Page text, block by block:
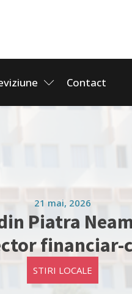
Contact
21 mai, 2026
Piatra
financiar-
STIRI LOCALE